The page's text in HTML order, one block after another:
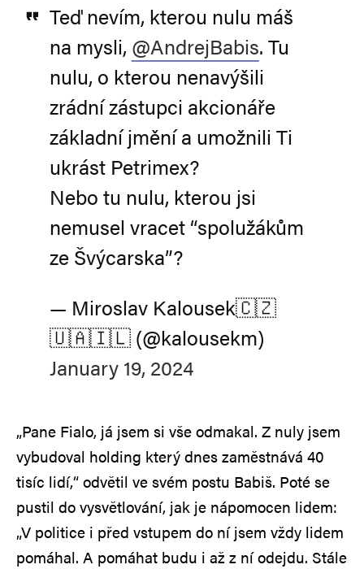
Teď nevím, kterou nulu máš
na mysli, @AndrejBabis. Tu
nulu, o kterou nenavýšili
zrádní zástupci akcionáře
základní jmění a umožnili Ti
ukrást Petrimex?
Nebo tu nulu, kterou jsi
nemusel vracet “spolužákům
ze Švýcarska”?
— Miroslav Kalousek🇨🇿
🇺🇦🇮🇱 (@kalousekm)
January 19, 2024
„Pane Fialo, já jsem si vše odmakal. Z nuly jsem
vybudoval holding který dnes zaměstnává 40
tisíc lidí,“ odvětil ve svém postu Babiš. Poté se
pustil do vysvětlování, jak je nápomocen lidem:
„V politice i před vstupem do ní jsem vždy lidem
pomáhal. A pomáhat budu i až z ní odejdu. Stále